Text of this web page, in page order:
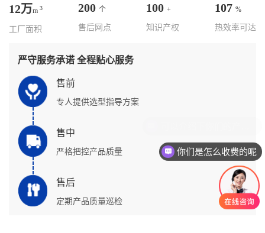
12万m 3
工厂面积
200 个
售后网点
100+
知识产权
107 %
热效率可达
严守服务承诺 全程贴心服务
售前
专人提供选型指导方案
售中
严格把控产品质量
售后
定期产品质量巡检
你们是怎么收费的呢